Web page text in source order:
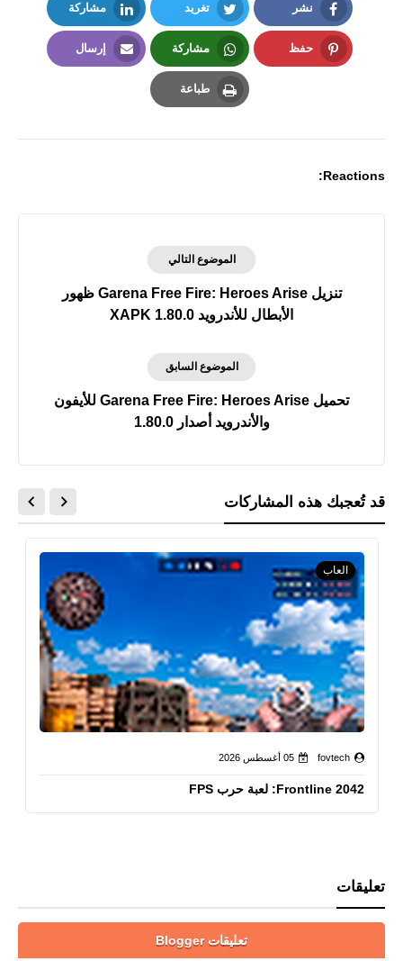
نشر
Facebook
تغريد
Twitter
مشاركة
LinkedIn
حفظ مشاركة
Whatsapp
إرسال
طباعة
Reactions:
الموضوع التالي
تنزيل Garena Free Fire: Heroes Arise ظهور
الأبطال للأندرويد XAPK 1.80.0
الموضوع السابق
تحميل Garena Free Fire: Heroes Arise للأيفون
والأندرويد أصدار 1.80.0
قد تُعجبك هذه المشاركات
العاب
fovtech 05 أغسطس 2026
Frontline 2042: لعبة حرب FPS
تعليقات
تعليقات Blogger